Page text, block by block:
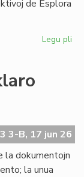
de Esplora
Legu pli
3-B, 17 jun 26
la dokumentojn
la unua